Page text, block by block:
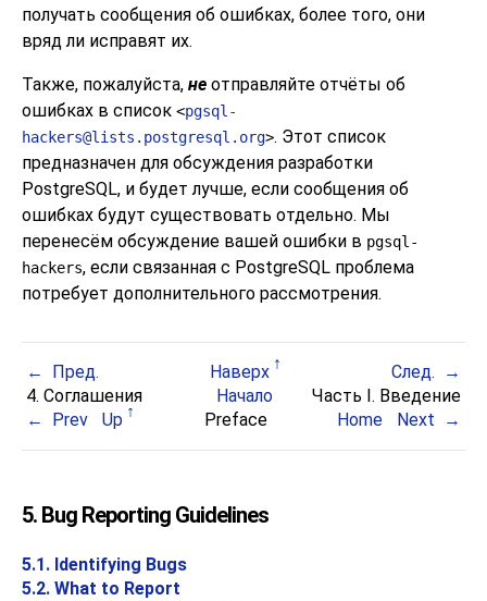
получать сообщения об ошибках, более того, они
вряд ли исправят их.
Также, пожалуйста, не отправляйте отчёты об
ошибках в список <pgsql-
hackers@lists.postgresql.org>. Этот список
предназначен для обсуждения разработки
PostgreSQL, и будет лучше, если сообщения об
ошибках будут существовать отдельно. Мы
перенесём обсуждение вашей ошибки в pgsql-
hackers, если связанная с PostgreSQL проблема
потребует дополнительного рассмотрения.
Пред. Наверх
След.
4. Соглашения
Начало
Часть I. Введение
Prev
Up Preface Home Next
5. Bug Reporting Guidelines
5.1. Identifying Bugs
5.2. What to Report